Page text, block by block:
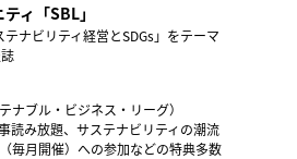
ィ「SBL」
ナビリティ経営とSDGs」をテーマ
ナブル・ビジネス・リーグ）
読み放題、サステナビリティの潮流
毎月開催）への参加などの特典多数